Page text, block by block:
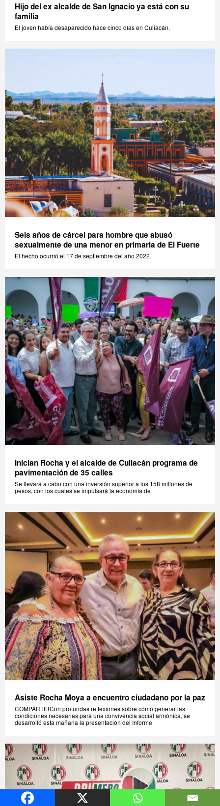
Hijo del ex alcalde de San Ignacio ya está con su
familia
El joven había desaparecido hace cinco días en Culiacán.
Seis años de cárcel para hombre que abusó
sexualmente de una menor en primaria de El Fuerte
El hecho ocurrió el 17 de septiembre del año 2022.
Inician Rocha y el alcalde de Culiacán programa de
pavimentación de 35 calles
Se llevará a cabo con una inversión superior a los 158 millones de
pesos, con los cuales se impulsará la economía de
Asiste Rocha Moya a encuentro ciudadano por la paz
COMPARTIRCon profundas reflexiones sobre cómo generar las
condiciones necesarias para una convivencia social armónica, se
desarrolló esta mañana la presentación del Informe